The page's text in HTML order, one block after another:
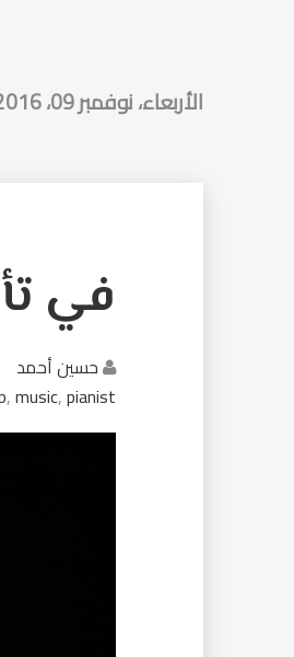
الأربعاء، نوفمبر 09، 2016
في
حسين أحمد
,music,pianist